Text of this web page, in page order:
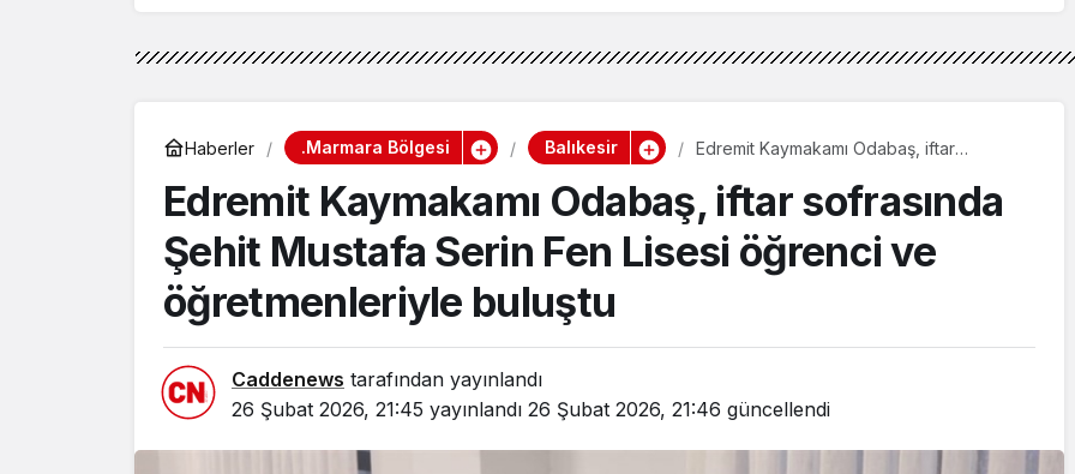
Haberler .Marmara Bölgesi Balıkesir
Edremit Kaymakamı Odabaş, iftar
öğrenci ve öğretmenleriyle buluştu
Edremit Kaymakamı Odabaş, iftar sofrasında
Şehit Mustafa Serin Fen Lisesi öğrenci ve
öğretmenleriyle buluştu
Caddenews tarafından yayınlandı
26 Şubat 2026, 21:45 yayınlandı 26 Şubat 2026, 21:46 güncellendi